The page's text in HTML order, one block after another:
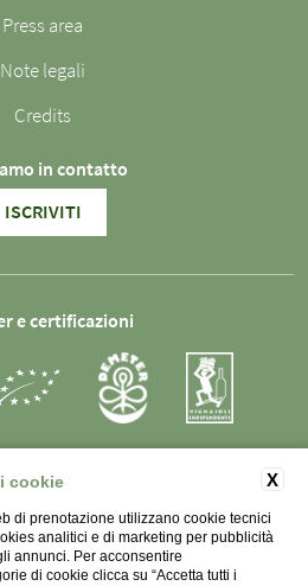
Press area
Note legali
Credits
in contatto
ISCRIVITI
e certificazioni
RAIA s.s. - P.IVA 01998450066 -
79, 15067 Novi Ligure (AL)
Italia
X
cookie
di prenotazione utilizzano cookie tecnici
analitici e di marketing per pubblicità
annunci. Per acconsentire
di cookie clicca su “Accetta tutti i